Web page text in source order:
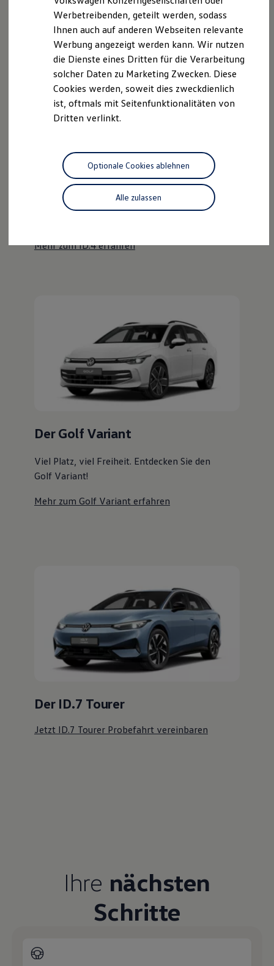
ID. Kollektion
Volkswagen Kollektion
R-Kollektion
GTI Kollektion
Fußball Drop
we drive football
#wedriveproud
Besitzer und Service
Software Updates
Service und Ersatzteile
Motorenöl und Flüssigkeiten
Räder und Reifen
Pannen- und Unfallhilfe
Economy Service
Volkswagen Teile
Zubehör
Entertainment und Elektronik
Updates für Software, Karten und Radio
Über Ihr Auto
Kundeninformationen
Volkswagen Kundenbetreuung
Warn- und Kontrollleuchten
Assistenzsysteme
Digitale Betriebsanleitung
Magazin
Lifestyle
Familie
Elektromobilität
Volkswagen R
Volkswagen Kundenbetreuung
Der ID.4
Kraftvoll wie ein SUV, nachhaltig wie ein ID.
Mehr zum ID.4 erfahren
Der Golf Variant
Viel Platz, viel Freiheit. Entdecken Sie den
Golf Variant!
Mehr zum Golf Variant erfahren
Der ID.7 Tourer
Jetzt ID.7 Tourer Probefahrt vereinbaren
Ihre nächsten
Schritte
Werbetreibenden, geteilt werden, sodass
Ihnen auch auf anderen Webseiten relevante
Werbung angezeigt werden kann. Wir nutzen
die Dienste eines Dritten für die Verarbeitung
solcher Daten zu Marketing Zwecken. Diese
Cookies werden, soweit dies zweckdienlich
ist, oftmals mit Seitenfunktionalitäten von
Dritten verlinkt.
Alle zulassen
Optionale Cookies ablehnen